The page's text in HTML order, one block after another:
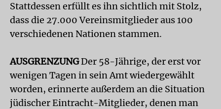
Stattdessen erfüllt es ihn sichtlich mit Stolz,
dass die 27.000 Vereinsmitglieder aus 100
verschiedenen Nationen stammen.
AUSGRENZUNGDer 58-Jährige, der erst vor
wenigen Tagen in sein Amt wiedergewählt
worden, erinnerte außerdem an die Situation
jüdischer Eintracht-Mitglieder, denen man